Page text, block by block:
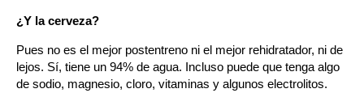
¿Y la cerveza?
Pues no es el mejor postentreno ni el mejor rehidratador, ni de
lejos. Sí, tiene un 94% de agua. Incluso puede que tenga algo
de sodio, magnesio, cloro, vitaminas y algunos electrolitos.